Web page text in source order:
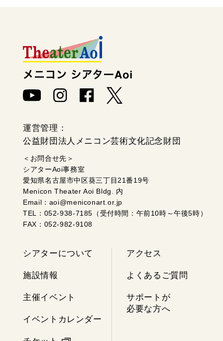
運営管理：
公益財団法人メニコン芸術文化記念財団
＜お問合せ先＞
シアターAoi事務室
愛知県名古屋市中区葵三丁目21番19号
Menicon Theater Aoi Bldg. 内
Email：aoi@meniconart.or.jp
TEL：052-938-7185（受付時間：午前10時～午後5時）
FAX：052-982-9108
シアターについて
施設情報
主催イベント
イベントカレンダー
アクセス
よくあるご質問
サポートが
必要な方へ